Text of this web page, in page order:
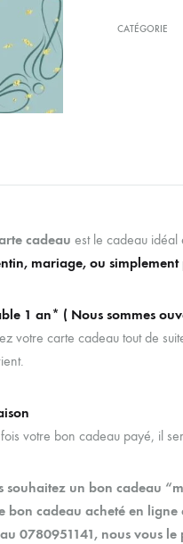
CATÉGORIE
cadeau est le cadeau
mariage, ou
1 an* ( Nous sommes
votre carte cadeau tout de
votre bon cadeau payé, il
souhaitez un bon cadeau
bon cadeau acheté en
0780951141, nous vous